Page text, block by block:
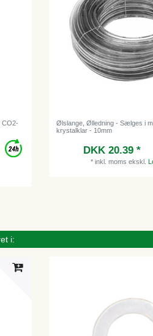
CO2-
Ølslange, Ølledning - Sælges i
krystalklar - 10mm
DKK 20.39 *
* inkl. moms ekskl.
i: